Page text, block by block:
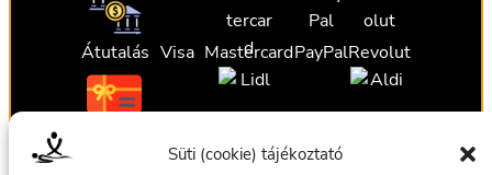
Süti (cookie) tájékoztató
Átutalás Visa MastercardPayPalRevolut
Ajándékutalvány